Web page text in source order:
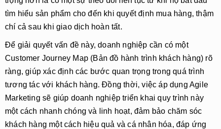
tìm hiểu sản phẩm cho đến khi quyết định mua hàng, thậm
chí cả sau khi giao dịch hoàn tất.
Để giải quyết vấn đề này, doanh nghiệp cần có một
Customer Journey Map (Bản đồ hành trình khách hàng) rõ
ràng, giúp xác định các bước quan trọng trong quá trình
tương tác với khách hàng. Đồng thời, việc áp dụngAgile
Marketing sẽ giúp doanh nghiệp triển khai quy trình này
một cách nhanh chóng và linh hoạt, đảm bảo chăm sóc
khách hàng một cách hiệu quả và cá nhân hóa, đáp ứng